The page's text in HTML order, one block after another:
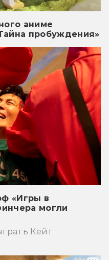
аниме
пробуждения»
«Игры в
могли
Кейт